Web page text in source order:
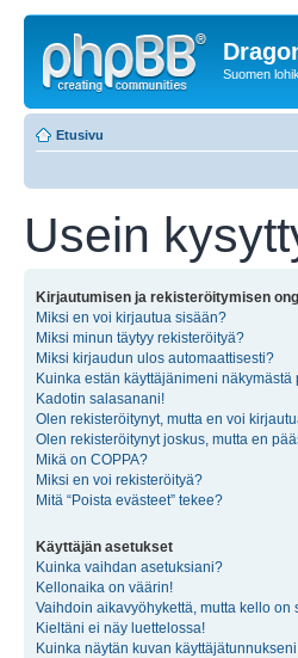
Suomen
Etusivu
Usein
Kirjautumisen ja rekisteröitymisen
Miksi en voi kirjautua sisään?
Miksi minun täytyy rekisteröityä?
Miksi kirjaudun ulos automaattisesti?
Kuinka estän käyttäjänimeni
Kadotin salasanani!
Olen rekisteröitynyt, mutta en voi
Olen rekisteröitynyt joskus, mutta en
Mikä on COPPA?
Miksi en voi rekisteröityä?
Mitä “Poista evästeet” tekee?
Käyttäjän asetukset
Kuinka vaihdan asetuksiani?
Kellonaika on väärin!
Vaihdoin aikavyöhykettä, mutta kello on
Kieltäni ei näy luettelossa!
Kuinka näytän kuvan